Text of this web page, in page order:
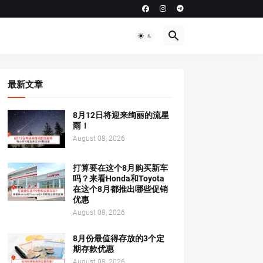
最新文章
8月12日将迎来绚丽的流星
雨！
August 08, 2026
打算要在这个8月购买新车
吗？来看Honda和Toyota
在这个8月都推出哪些促销
优惠
August 08, 2026
8月份最值得存放的3个定
期存款优惠